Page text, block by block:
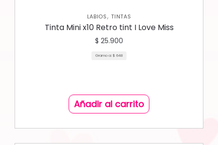
LABIOS,TINTAS
Tinta Mini x10 Retro tint I Love Miss
$ 25.900
Gramo a: $ 648
Añadir al carrito